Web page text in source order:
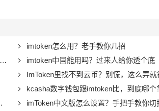
imtoken怎么用？老手教你几招
imtoken中国能用吗？过来人给你透个底
ImToken里找不到云币？别慌，这么弄就
kcasha数字钱包跟imtoken比，到底哪个靠谱
imToken中文版怎么设置？手把手教你切